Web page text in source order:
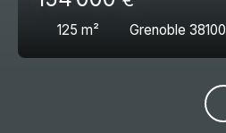
125 m² Grenoble 38100